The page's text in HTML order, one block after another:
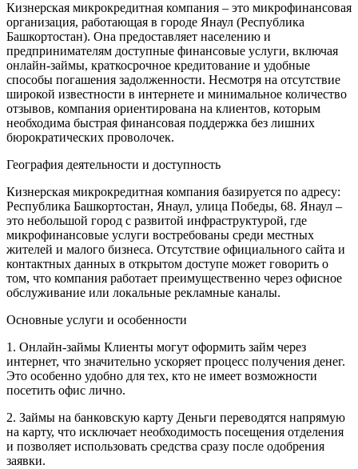
Кизнерская микрокредитная компания – это микрофинансовая
организация, работающая в городе Янаул (Республика
Башкортостан). Она предоставляет населению и
предпринимателям доступные финансовые услуги, включая
онлайн-займы, краткосрочное кредитование и удобные
способы погашения задолженности. Несмотря на отсутствие
широкой известности в интернете и минимальное количество
отзывов, компания ориентирована на клиентов, которым
необходима быстрая финансовая поддержка без лишних
бюрократических проволочек.
География деятельности и доступность
Кизнерская микрокредитная компания базируется по адресу:
Республика Башкортостан, Янаул, улица Победы, 68. Янаул –
это небольшой город с развитой инфраструктурой, где
микрофинансовые услуги востребованы среди местных
жителей и малого бизнеса. Отсутствие официального сайта и
контактных данных в открытом доступе может говорить о
том, что компания работает преимущественно через офисное
обслуживание или локальные рекламные каналы.
Основные услуги и особенности
1. Онлайн-займы Клиенты могут оформить займ через
интернет, что значительно ускоряет процесс получения денег.
Это особенно удобно для тех, кто не имеет возможности
посетить офис лично.
2. Займы на банковскую карту Деньги переводятся напрямую
на карту, что исключает необходимость посещения отделения
и позволяет использовать средства сразу после одобрения
заявки.